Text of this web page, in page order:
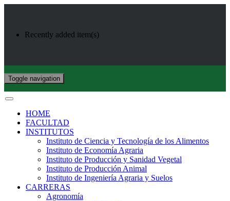
Recently added item(s)
Toggle navigation
HOME
FACULTAD
INSTITUTOS
Instituto de Ciencia y Tecnología de los Alimentos
Instituto de Economía Agraria
Instituto de Producción y Sanidad Vegetal
Instituto de Producción Animal
Instituto de Ingeniería Agraria y Suelos
CARRERAS
Agronomía